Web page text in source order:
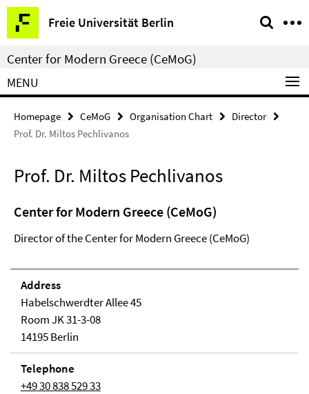
Springe
direkt
zu
Inhalt
Freie Universität Berlin
Service
Navigation
Center for Modern Greece (CeMoG)
MENU
Homepage CeMoG Organisation Chart
Director
Prof. Dr. Miltos Pechlivanos
Prof. Dr. Miltos Pechlivanos
Center for Modern Greece (CeMoG)
Director of the Center for Modern Greece (CeMoG)
Address
Habelschwerdter Allee 45
Room JK 31-3-08
14195 Berlin
Telephone
+49 30 838 529 33